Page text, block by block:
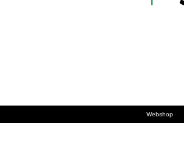
Webshop